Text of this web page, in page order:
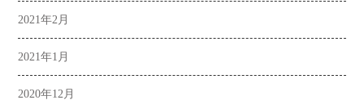
2021年2月
2021年1月
2020年12月